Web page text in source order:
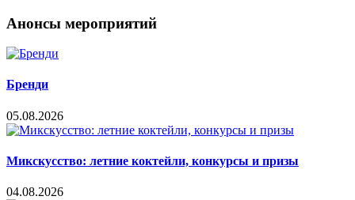
Анонсы мероприятий
Бренди
05.08.2026
Микскусство: летние коктейли, конкурсы и призы
04.08.2026